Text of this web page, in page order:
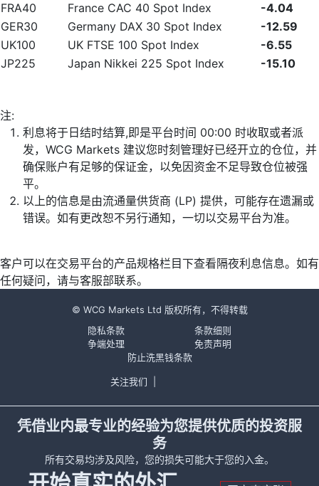
FRA40
France CAC 40 Spot Index
-4.04
GER30
Germany DAX 30 Spot Index
-12.59
UK100
UK FTSE 100 Spot Index
-6.55
JP225
Japan Nikkei 225 Spot Index -15.10
注:
利息将于日结时结算,即是平台时间 00:00 时收取或者派
发，WCG Markets 建议您时刻管理好已经开立的仓位，并
确保账户有足够的保证金，以免因资金不足导致仓位被强
平。
以上的信息是由流通量供货商 (LP) 提供，可能存在遗漏或
错误。如有更改恕不另行通知，一切以交易平台为准。
客户可以在交易平台的产品规格栏目下查看隔夜利息信息。如有
任何疑问，请与客服部联系。
© WCG Markets Ltd 版权所有，不得转载
隐私条款
条款细则
争端处理
免责声明
防止洗黑钱条款
关注我们
凭借业内最专业的经验为您提供优质的投资服
务
所有交易均涉及风险，您的损失可能大于您的入金。